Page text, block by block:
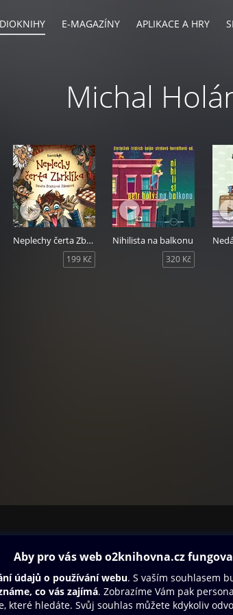
E-MAGAZÍNY APLIKACE A HRY
Michal
Neplechy čerta Zbrklíka
199 Kč
Nihilista na balkonu
320 Kč
Oneplay Originály
Sport